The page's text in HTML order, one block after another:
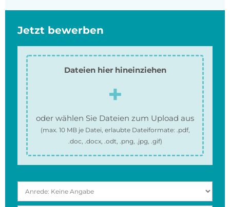
Jetzt bewerben
Dateien hier hineinziehen
oder wählen Sie Dateien zum Upload aus
(max. 10 MBje Datei, erlaubte Dateiformate: .pdf,
.doc, .docx, .odt, .png, .jpg, .gif)